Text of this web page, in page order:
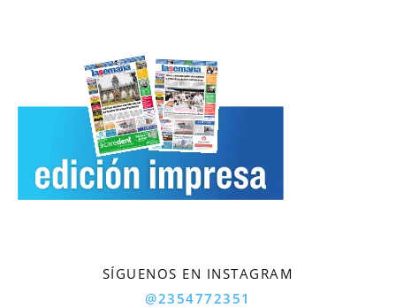
SÍGUENOS EN INSTAGRAM
@2354772351